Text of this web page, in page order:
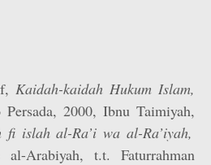
Kaidah-kaidah Hukum Islam,
2000, Ibnu Taimiyah,
fi islah al-Ra’i wa al-Ra’iyah,
Arabiyah, t.t. Faturrahman